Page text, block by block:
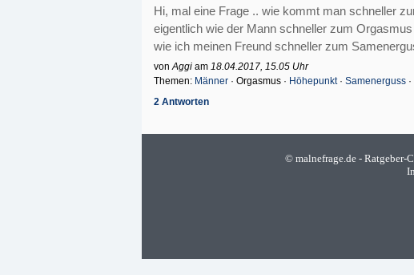
Hi, mal eine Frage .. wie kommt man schneller
eigentlich wie der Mann schneller zum
wie ich meinen Freund schneller zum
vonAggi am 18.04.2017, 15.05 Uhr
Themen: Männer · Orgasmus · Höhepunkt· Samenerguss ·
2 Antworten
© malnefrage.de - Ratgeber-